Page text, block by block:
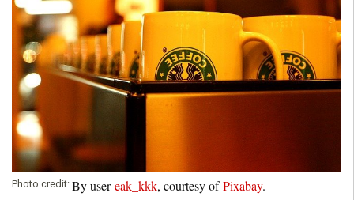
u
n
d
a
t
Photo credit: By usereak_kkk, courtesy ofPixabay.